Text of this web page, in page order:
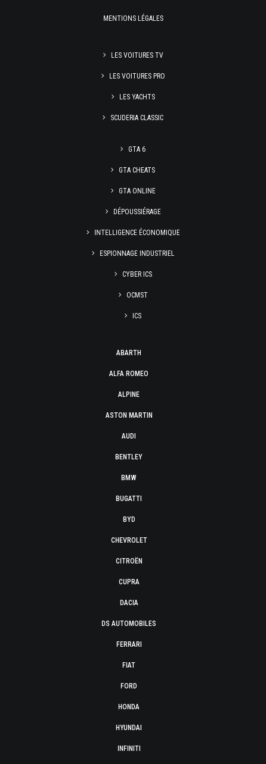
MENTIONS LÉGALES
LES VOITURES TV
LES VOITURES PRO
LES YACHTS
SCUDERIA CLASSIC
GTA 6
GTA CHEATS
GTA ONLINE
DÉPOUSSIÉRAGE
INTELLIGENCE ÉCONOMIQUE
ESPIONNAGE INDUSTRIEL
CYBER ICS
OCMST
ICS
ABARTH
ALFA ROMEO
ALPINE
ASTON MARTIN
AUDI
BENTLEY
BMW
BUGATTI
BYD
CHEVROLET
CITROËN
CUPRA
DACIA
DS AUTOMOBILES
FERRARI
FIAT
FORD
HONDA
HYUNDAI
INFINITI